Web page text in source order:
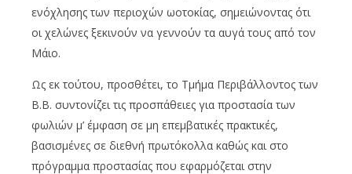
ενόχλησης των περιοχών ωοτοκίας, σημειώνοντας ότι
οι χελώνες ξεκινούν να γεννούν τα αυγά τους από τον
Μάιο.
Ως εκ τούτου, προσθέτει, το Τμήμα Περιβάλλοντος των
Β.Β. συντονίζει τις προσπάθειες για προστασία των
φωλιών μ’ έμφαση σε μη επεμβατικές πρακτικές,
βασισμένες σε διεθνή πρωτόκολλα καθώς και στο
πρόγραμμα προστασίας που εφαρμόζεται στην